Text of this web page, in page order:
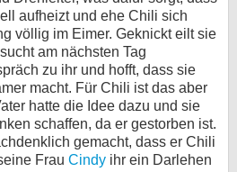
aufheizt und ehe Chili sich
völlig im Eimer. Geknickt eilt sie
am nächsten Tag
zu ihr und hofft, dass sie
macht. Für Chili ist das aber
hatte die Idee dazu und sie
schaffen, da er gestorben ist.
gemacht, dass er Chili
Frau Cindy ihr ein Darlehen